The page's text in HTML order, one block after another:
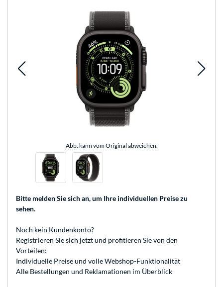
Abb. kann vom Original abweichen.
Bitte melden Sie sich an, um Ihre individuellen Preise zu
sehen.
Noch kein Kundenkonto?
Registrieren Sie sich jetzt und profitieren Sie von den
Vorteilen:
Individuelle Preise und volle Webshop-Funktionalität
Alle Bestellungen und Reklamationen im Überblick